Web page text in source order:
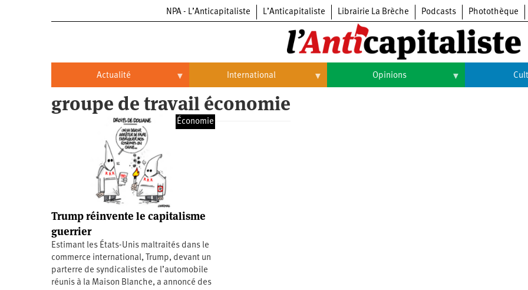
NPA - L’Anticapitaliste L’Anticapitaliste Librairie La Brèche Podcasts Photothèque
Actualité
Actualité
Entreprises
Entreprises
Automobile
Aéronautique
Commerce
Hôpitaux
Oppressions
Oppressions
Antiracisme
Féminisme
LGBTI
Économie
Écologie
Éducation
Santé
International
International
Brésil
Afrique
Amérique
du
Opinions
groupe de travail économie
Économie
Trump réinvente le capitalisme
guerrier
Estimant les États-Unis maltraités dans le
commerce international, Trump, devant un
parterre de syndicalistes de l’automobile
réunis à la Maison Blanche, a annoncé des